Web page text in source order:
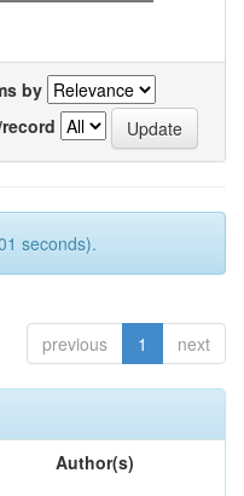
by
seconds).
previous 1 next
Author(s)